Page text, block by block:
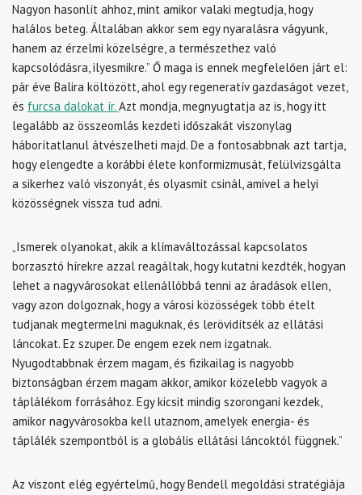
Nagyon hasonlít ahhoz, mint amikor valaki megtudja, hogy
halálos beteg. Általában akkor sem egy nyaralásra vágyunk,
hanem az érzelmi közelségre, a természethez való
kapcsolódásra, ilyesmikre.” Ő maga is ennek megfelelően járt el:
pár éve Balira költözött, ahol egy regeneratív gazdaságot vezet,
és furcsa dalokat ír. Azt mondja, megnyugtatja az is, hogy itt
legalább az összeomlás kezdeti időszakát viszonylag
háborítatlanul átvészelheti majd. De a fontosabbnak azt tartja,
hogy elengedte a korábbi élete konformizmusát, felülvizsgálta
a sikerhez való viszonyát, és olyasmit csinál, amivel a helyi
közösségnek vissza tud adni.
„Ismerek olyanokat, akik a klímaváltozással kapcsolatos
borzasztó hírekre azzal reagáltak, hogy kutatni kezdték, hogyan
lehet a nagyvárosokat ellenállóbbá tenni az áradások ellen,
vagy azon dolgoznak, hogy a városi közösségek több ételt
tudjanak megtermelni maguknak, és lerövidítsék az ellátási
láncokat. Ez szuper. De engem ezek nem izgatnak.
Nyugodtabbnak érzem magam, és fizikailag is nagyobb
biztonságban érzem magam akkor, amikor közelebb vagyok a
táplálékom forrásához. Egy kicsit mindig szorongani kezdek,
amikor nagyvárosokba kell utaznom, amelyek energia- és
táplálék szempontból is a globális ellátási láncoktól függnek.”
Az viszont elég egyértelmű, hogy Bendell megoldási stratégiája